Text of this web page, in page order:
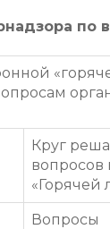
по
Круг
вопросов
«Горячей
Вопросы